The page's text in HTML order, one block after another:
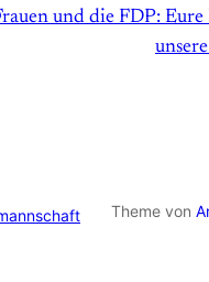
und die FDP:
Theme von